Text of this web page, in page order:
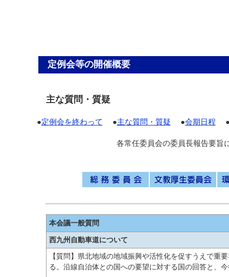
定例会等の開催概要
主な質問・質疑
●定例会を終わって ●主な質問・質疑 ●会期日程
各常任委員会の委員長報告要旨
本会議一般質問
西九州自動車道について
【質問】県北地域の地域振興や活性化を促すうえで重
る。沿線自治体との国への要望に対する国の回答と、